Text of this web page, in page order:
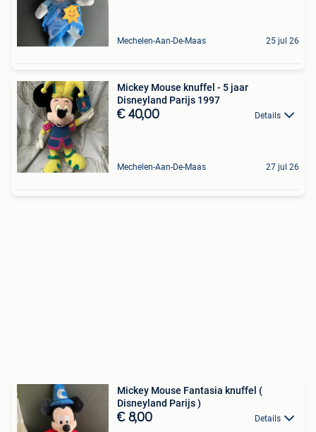
Mechelen-Aan-De-Maas 25 jul 26
Mickey Mouse knuffel - 5 jaar
Disneyland Parijs 1997
€ 40,00 Details
Mechelen-Aan-De-Maas 27 jul 26
Mickey Mouse Fantasia knuffel (
Disneyland Parijs )
€ 8,00 Details